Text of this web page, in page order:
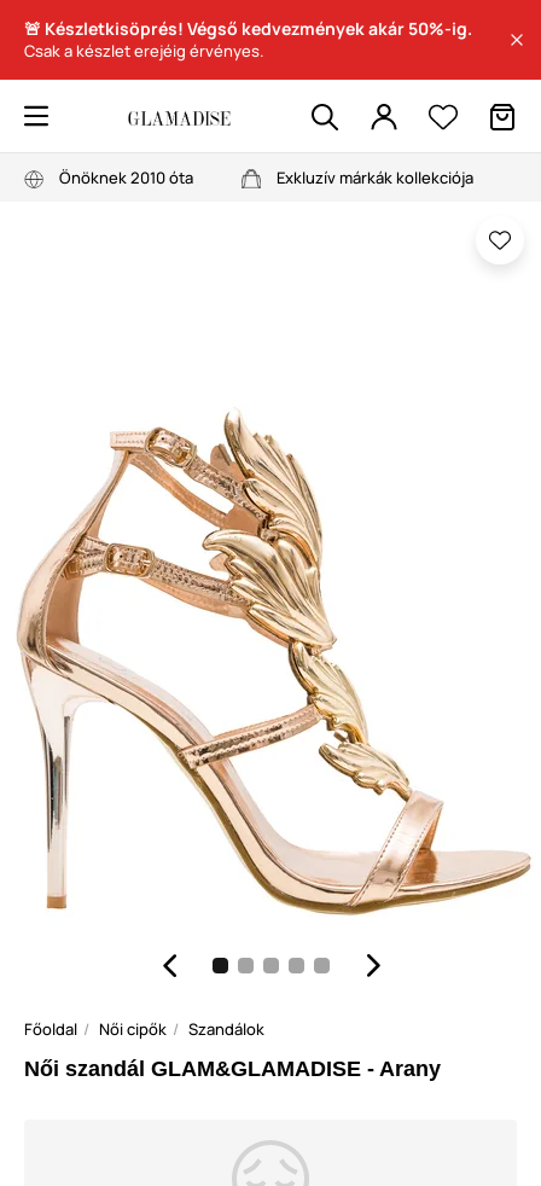
🚨 Készletkisöprés! Végső kedvezmények akár 50%-ig.
Csak a készlet erejéig érvényes.
Önöknek 2010 óta Exkluzív márkák kollekciója
Főoldal Női cipők Szandálok
Női szandál GLAM&GLAMADISE - Arany